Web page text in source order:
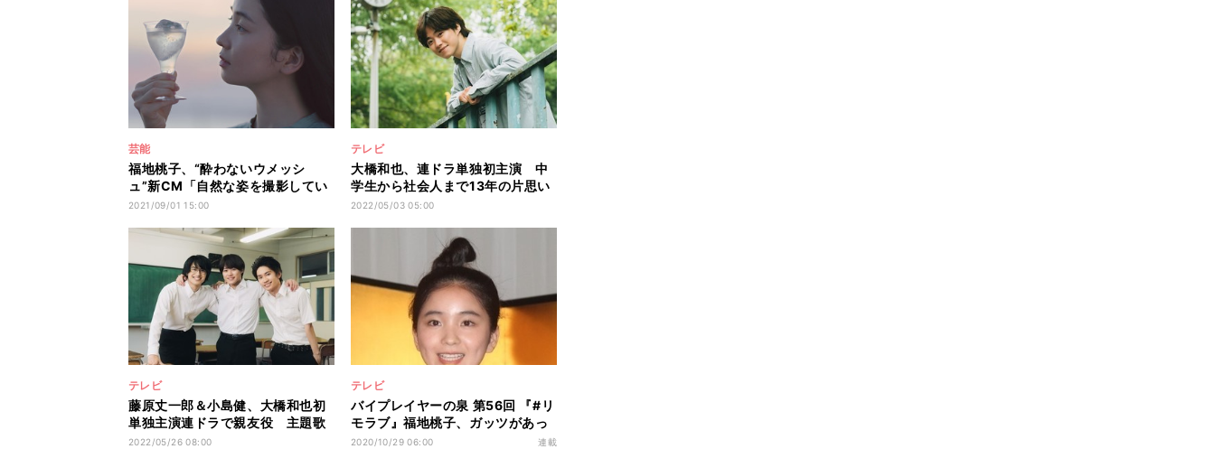
芸能
福地桃子、“酔わないウメッシ
ュ”新CM「自然な姿を撮影してい
ただけた」
2021/09/01 15:00
テレビ
大橋和也、連ドラ単独初主演 中
学生から社会人まで13年の片思い
を演じ切る
2022/05/03 05:00
テレビ
藤原丈一郎＆小島健、大橋和也初
単独主演連ドラで親友役 主題歌
はなにわ男子
2022/05/26 08:00
テレビ
バイプレイヤーの泉 第56回 『#リ
モラブ』福地桃子、ガッツがあっ
て可愛いぞ、このヤロー!
2020/10/29 06:00 連載